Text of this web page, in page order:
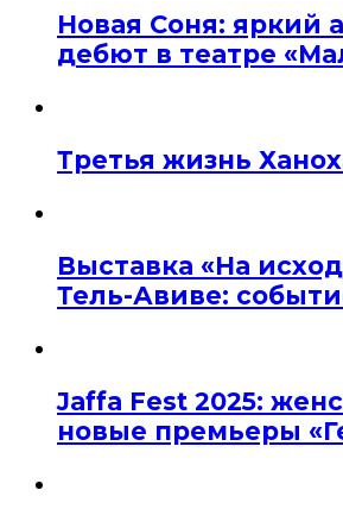
Новая Соня: яркий
дебют в театре
Третья жизнь
Выставка «На
Тель-Авиве:
Jaffa Fest 2025:
новые премьеры